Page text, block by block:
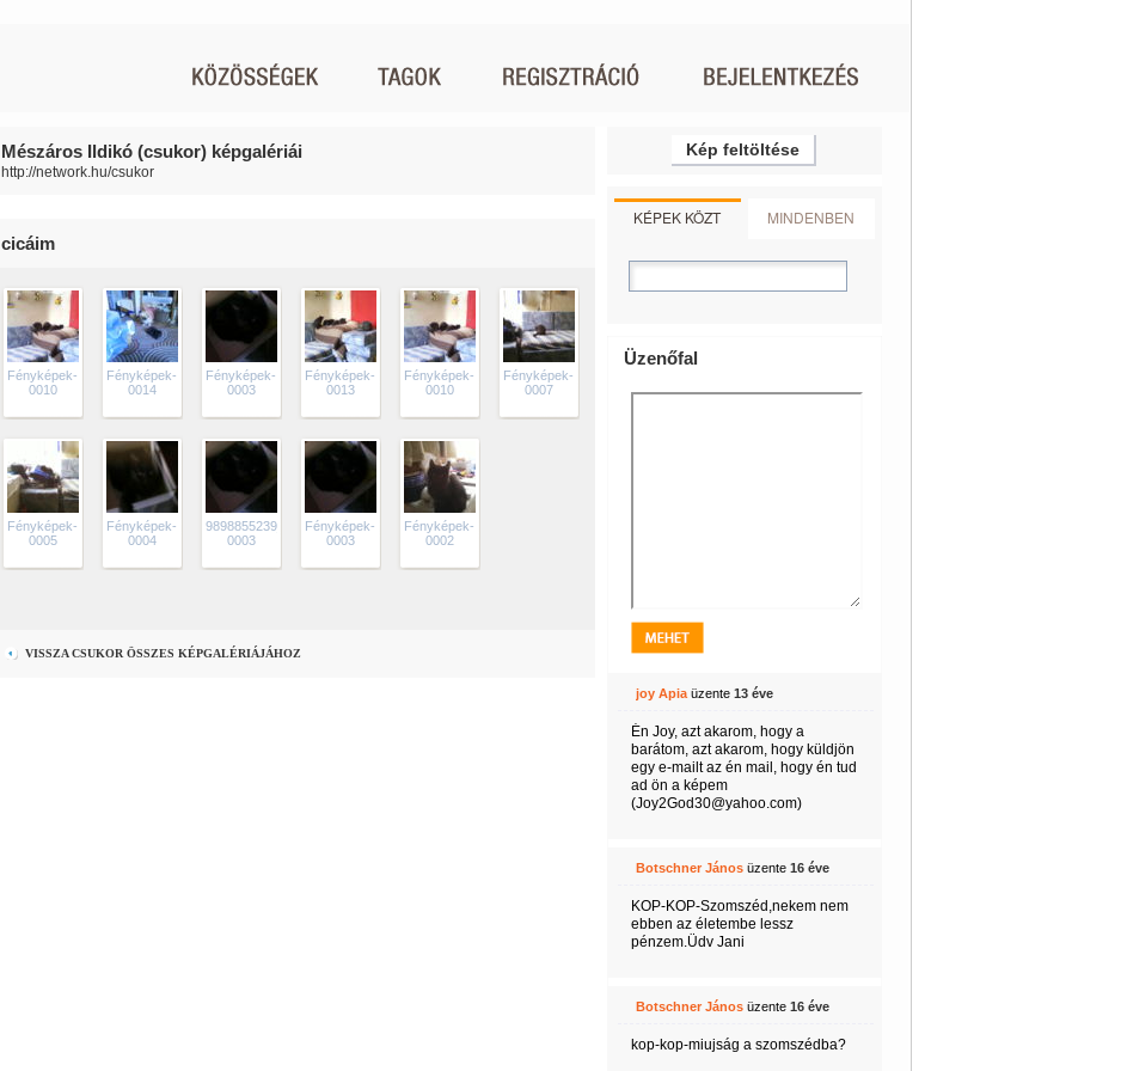
Mészáros Ildikó (csukor) képgalériái
http://network.hu/csukor
cicáim
Fényképek-
0010
Fényképek-
0014
Fényképek-
0003
Fényképek-
0013
Fényképek-
0010
Fényképek-
0007
Fényképek-
0005
Fényképek-
0004
9898855239_Fényképek-
0003
Fényképek-
0003
Fényképek-
0002
VISSZA CSUKOR ÖSSZES KÉPGALÉRIÁJÁHOZ
Kép feltöltése
KÉPEK KÖZT MINDENBEN
Üzenőfal
joy Apia üzente 13 éve
Én Joy, azt akarom, hogy a
barátom, azt akarom, hogy küldjön
egy e-mailt az én mail, hogy én tud
ad ön a képem
(Joy2God30@yahoo.com)
Botschner Jánosüzente 16 éve
KOP-KOP-Szomszéd,nekem nem
ebben az életembe lessz
pénzem.Üdv Jani
Botschner Jánosüzente 16 éve
kop-kop-miujság a szomszédba?